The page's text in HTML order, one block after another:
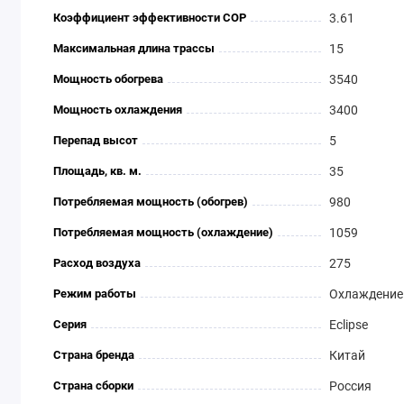
Коэффициент эффективности COP 3.61
Максимальная длина трассы 15
Мощность обогрева 3540
Мощность охлаждения 3400
Перепад высот 5
Площадь, кв. м. 35
Потребляемая мощность (обогрев) 980
Потребляемая мощность (охлаждение) 1059
Расход воздуха 275
Режим работы Охлаждение
Серия Eclipse
Страна бренда Китай
Страна сборки Россия